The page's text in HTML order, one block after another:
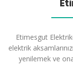
Etimesgut
elektrik
yenilemek ve